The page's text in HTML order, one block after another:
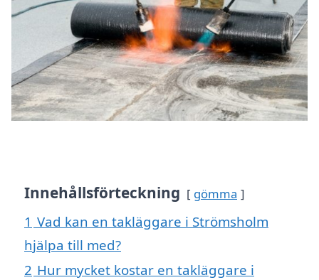
Innehållsförteckning gömma
1 Vad kan en takläggare i Strömsholm
hjälpa till med?
2 Hur mycket kostar en takläggare i